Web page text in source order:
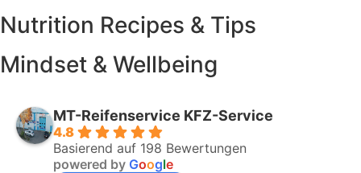
Nutrition Recipes & Tips
Mindset & Wellbeing
MT-Reifenservice KFZ-Service
4.8
Basierend auf 198 Bewertungen
powered by Google